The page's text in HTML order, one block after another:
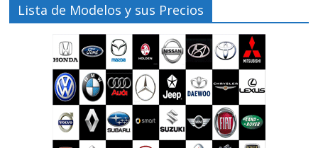
Lista de Modelos y sus Precios